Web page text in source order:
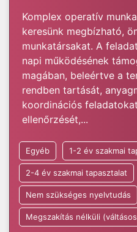
Komplex operatív
keresünk megbízható,
munkatársakat. A
napi működésének
magában, beleértve a
rendben tartását,
koordinációs
ellenőrzését,...
Egyéb 1-2 év szakmai
2-4 év szakmai tapasztalat
Nem szükséges nyelvtudás
Megszakítás nélküli